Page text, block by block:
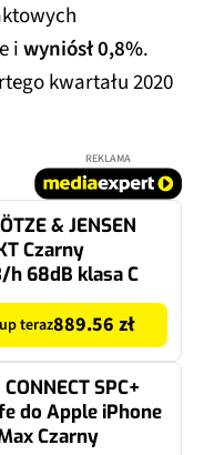
iwyniósł 0,8%.
kwartału 2020
REKLAMA
& JENSEN
Czarny
68dB klasa C
teraz889.56 zł
SPC+
do Apple iPhone
Czarny